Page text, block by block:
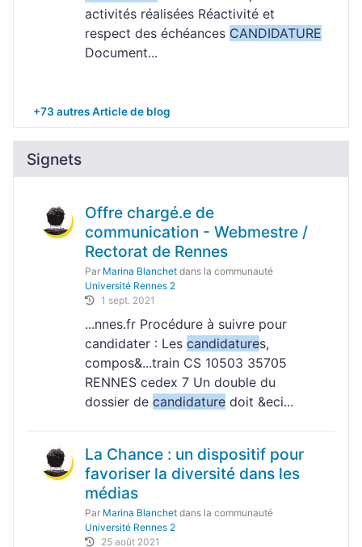
activités réalisées Réactivité et
respect des échéances CANDIDATURE
Document...
+73 autres Article de blog
Signets
Offre chargé.e de
communication - Webmestre /
Rectorat de Rennes
Par Marina Blanchet dans la communauté
Université Rennes 2
1 sept. 2021
...nnes.fr Procédure à suivre pour
candidater : Les candidatures,
compos&...train CS 10503 35705
RENNES cedex 7 Un double du
dossier de candidature doit &eci...
La Chance : un dispositif pour
favoriser la diversité dans les
médias
Par Marina Blanchet dans la communauté
Université Rennes 2
25 août 2021